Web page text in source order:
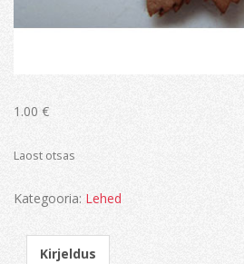
1.00 €
Laost otsas
Kategooria: Lehed
Kirjeldus